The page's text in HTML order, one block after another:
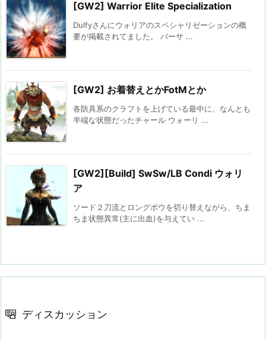
[GW2] Warrior Elite Specialization
Dulfyさんにウォリアのスペシャリゼーションの概
要が掲載されてました。 バーサ ...
[GW2] お着替えとかFotMとか
各防具系のクラフトを上げている最中に、なんとも
半端な状態だったチャール ウォーリ ...
[GW2][Build] SwSw/LB Condi ウォリ
ア
ソード２刀流とロングボウを切り替えながら、ちま
ちま状態異常(主に出血)を与えてい ...
ディスカッション